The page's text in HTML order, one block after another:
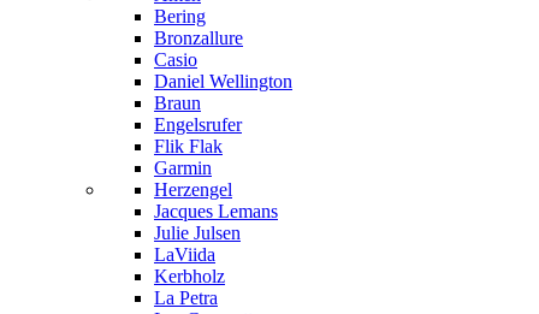
Bering
Bronzallure
Casio
Daniel Wellington
Braun
Engelsrufer
Flik Flak
Garmin
Herzengel
Jacques Lemans
Julie Julsen
LaViida
Kerbholz
La Petra